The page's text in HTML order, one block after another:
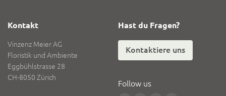
Kontakt
Vinzenz Meier AG
Floristik und Ambiente
Eggbühlstrasse 28
CH-8050 Zürich
Hast du Fragen?
Kontaktiere uns
Follow us